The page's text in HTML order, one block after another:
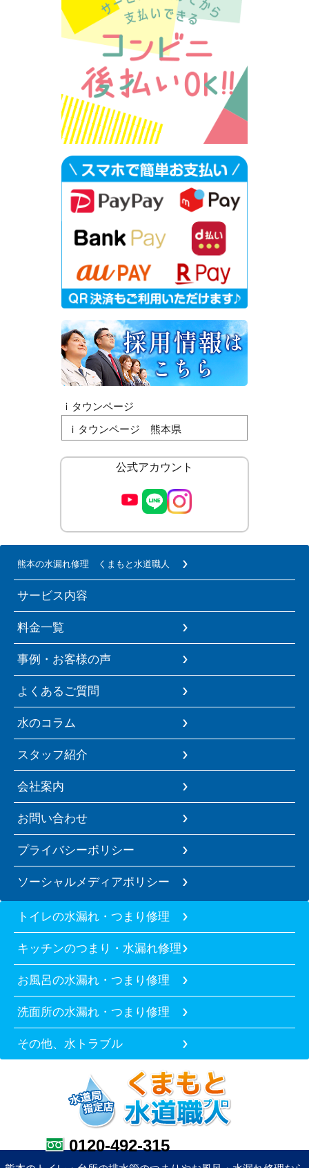
ｉタウンページ
ｉタウンページ 熊本県
公式アカウント
熊本の水漏れ修理 くまもと水道職人
サービス内容
料金一覧
事例・お客様の声
よくあるご質問
水のコラム
スタッフ紹介
会社案内
お問い合わせ
プライバシーポリシー
ソーシャルメディアポリシー
トイレの水漏れ・つまり修理
キッチンのつまり・水漏れ修理
お風呂の水漏れ・つまり修理
洗面所の水漏れ・つまり修理
その他、水トラブル
0120-492-315